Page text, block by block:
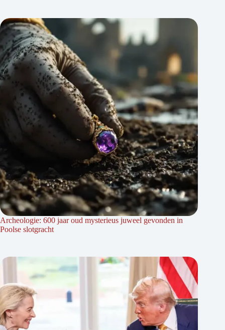
Archeologie: 600 jaar oud mysterieus juweel gevonden in
Poolse slotgracht